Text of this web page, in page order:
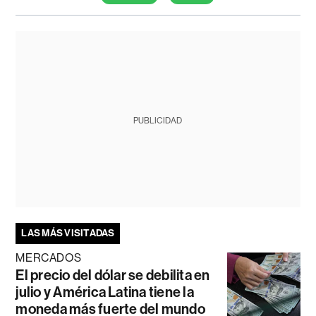
PUBLICIDAD
LAS MÁS VISITADAS
MERCADOS
El precio del dólar se debilita en
julio y América Latina tiene la
moneda más fuerte del mundo